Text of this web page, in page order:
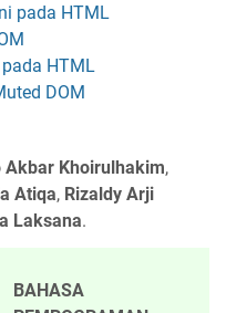
pada HTML
HTML
DOM
Akbar Khoirulhakim,
Atiqa, Rizaldy Arji
Laksana.
BAHASA